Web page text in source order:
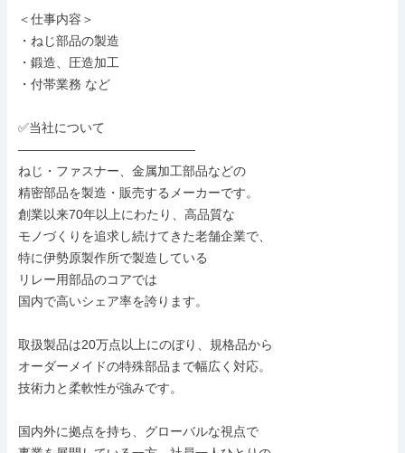
＜仕事内容＞
・ねじ部品の製造
・鍛造、圧造加工
・付帯業務 など
✅当社について
――――――――――――――
ねじ・ファスナー、金属加工部品などの
精密部品を製造・販売するメーカーです。
創業以来70年以上にわたり、高品質な
モノづくりを追求し続けてきた老舗企業で、
特に伊勢原製作所で製造している
リレー用部品のコアでは
国内で高いシェア率を誇ります。
取扱製品は20万点以上にのぼり、規格品から
オーダーメイドの特殊部品まで幅広く対応。
技術力と柔軟性が強みです。
国内外に拠点を持ち、グローバルな視点で